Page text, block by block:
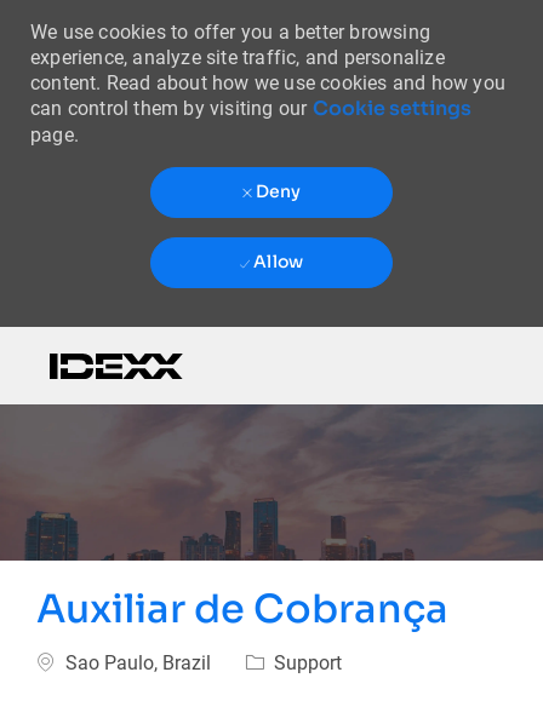
We use cookies to offer you a better browsing
experience, analyze site traffic, and personalize
content. Read about how we use cookies and how you
can control them by visiting our Cookie settings
page.
Deny
Allow
Auxiliar de Cobrança
Location
Sao Paulo, Brazil Category
Support